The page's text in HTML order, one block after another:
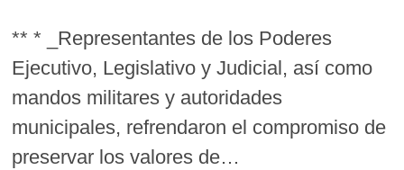
** * _Representantes de los Poderes
Ejecutivo, Legislativo y Judicial, así como
mandos militares y autoridades
municipales, refrendaron el compromiso de
preservar los valores de…